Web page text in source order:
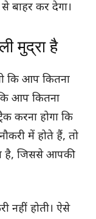
बाहर कर देगा।
मुद्रा है
कि आप कितना
आप कितना
करना होगा कि
में होते हैं, तो
है, जिससे आपकी
नहीं होती। ऐसे